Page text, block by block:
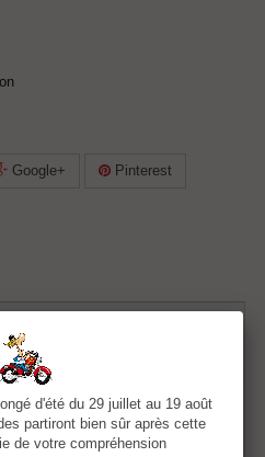
Google+ Pinterest
d'été du 29 juillet au 19 août
partiront bien sûr après cette
de votre compréhension